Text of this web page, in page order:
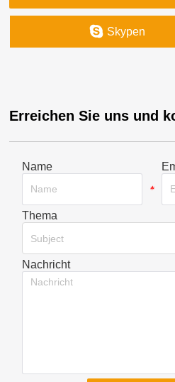
Skypen
Erreichen Sie uns und
Name
*
Thema
Subject
Nachricht